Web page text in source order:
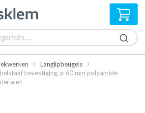
Langlipbeugels
bevestiging, ø 60 mm polyamide